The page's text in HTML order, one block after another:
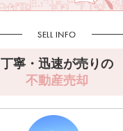
丁寧・迅速が売りの
不動産売却